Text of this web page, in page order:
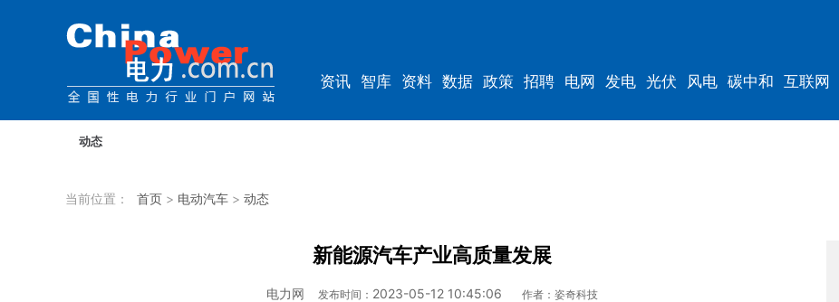
资讯 智库 资料 数据 政策 招聘 电网 发电 光伏 风电 碳中和 互联网
动态
当前位置： 首页 > 电动汽车 > 动态
新能源汽车产业高质量发展
电力网 发布时间： 2023-05-12 10:45:06 作者：姿奇科技